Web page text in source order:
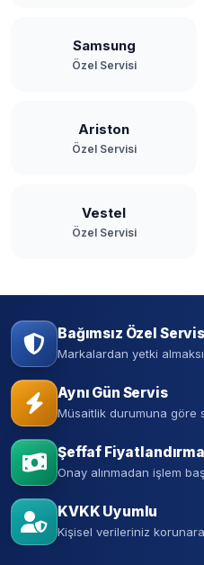
Samsung
Özel Servisi
Ariston
Özel Servisi
Vestel
Özel Servisi
Bağımsız Özel Servis
Markalardan yetki
Aynı Gün Servis
Müsaitlik durumuna göre
Şeffaf Fiyatlandırma
Onay alınmadan işlem
KVKK Uyumlu
Kişisel verileriniz